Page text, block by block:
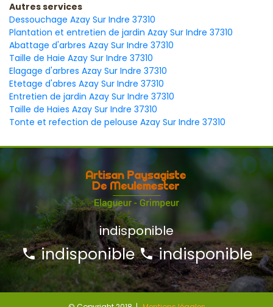
Autres services
Dessouchage Azay Sur Indre 37310
Plantation et entretien de jardin Azay Sur Indre 37310
Abattage d'arbres Azay Sur Indre 37310
Taille de Haie Azay Sur Indre 37310
Elagage d'arbres Azay Sur Indre 37310
Etetage d'abres Azay Sur Indre 37310
Entretien de jardin Azay Sur Indre 37310
Taille de Haies Azay Sur Indre 37310
Tonte et refection de pelouse Azay Sur Indre 37310
indisponible
indisponible indisponible